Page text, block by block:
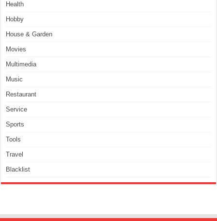
Health
Hobby
House & Garden
Movies
Multimedia
Music
Restaurant
Service
Sports
Tools
Travel
Blacklist